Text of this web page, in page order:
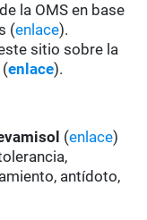
la OMS en base
(enlace).
sitio sobre la
(enlace).
(enlace)
antídoto,